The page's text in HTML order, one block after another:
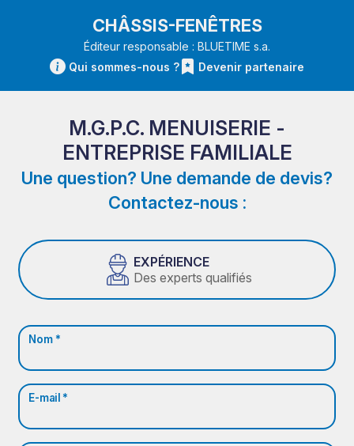
CHÂSSIS-FENÊTRES
Éditeur responsable : BLUETIME s.a.
Qui sommes-nous ?
Devenir partenaire
M.G.P.C. MENUISERIE -
ENTREPRISE FAMILIALE
Une question? Une demande de devis?
Contactez-nous :
EXPÉRIENCE
Des experts qualifiés
Nom *
E-mail *